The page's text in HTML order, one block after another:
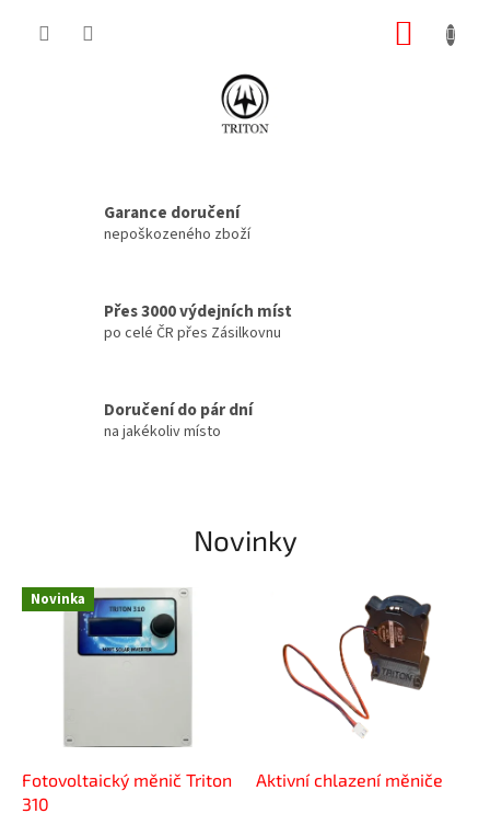
Garance doručení
nepoškozeného zboží
Přes 3000 výdejních míst
po celé ČR přes Zásilkovnu
Doručení do pár dní
na jakékoliv místo
Novinky
Novinka
Fotovoltaický měnič Triton
310
Aktivní chlazení měniče